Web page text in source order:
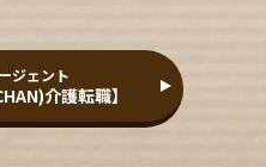
ジェント
介護転職】